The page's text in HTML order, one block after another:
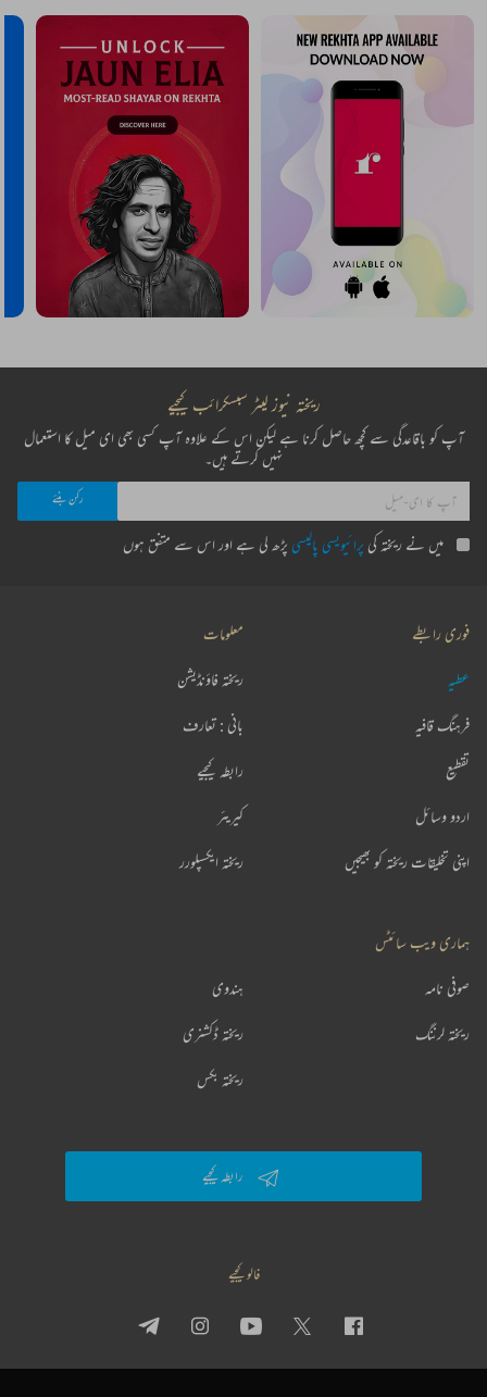
ریختہ نیوز لیٹر سبسکرائب کیجیے
آپ کو باقاعدگی سے کچھ حاصل کرنا ہے لیکن اس کے علاوہ آپ کسی بھی ای میل کا استعمال
نہیں کرتے ہیں۔
میں نے ریختہ کی پرائیویسی پالیسی پڑھ لی ہے اور اس سے متفق ہوں
فوری رابطے
عطیہ
فرہنگ قافیہ
تقطیع
اردو وسائل
اپنی تخلیقات ریختہ کو بھیجیں
معلومات
ریختہ فاؤنڈیشن
بانی : تعارف
رابطہ کیجیے
کیریئر
ریختہ ایکسپلورر
ہماری ویب سائٹس
ہندوی صوفی نامہ
ریختہ ڈکشنری ریختہ لرننگ
ریختہ بکس
رابطہ کیجیے
فالو کیجیے